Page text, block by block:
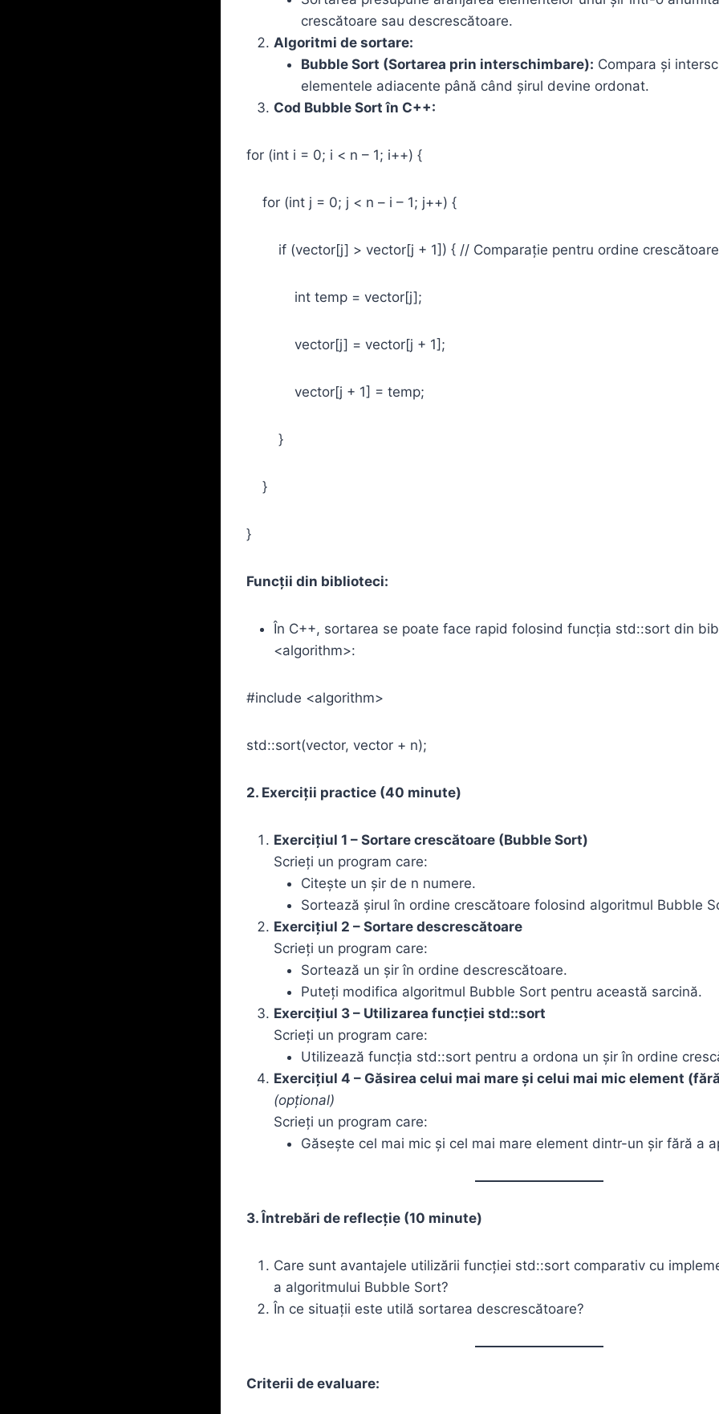
crescătoare sau descrescătoare.
Algoritmi de sortare:
Bubble Sort (Sortarea prin interschimbare): Compara și
elementele adiacente până când șirul devine ordonat.
Cod Bubble Sort în C++:
for (int i = 0; i < n – 1; i++) {
for (int j = 0; j < n – i – 1; j++) {
if (vector[j] > vector[j + 1]) { // Comparație pentru ordine crescătoare
int temp = vector[j];
vector[j] = vector[j + 1];
vector[j + 1] = temp;
}
}
}
Funcții din biblioteci:
În C++, sortarea se poate face rapid folosind funcția std::sort din
<algorithm>:
#include <algorithm>
std::sort(vector, vector + n);
2. Exerciții practice (40 minute)
Exercițiul 1 – Sortare crescătoare (Bubble Sort)
Scrieți un program care:
Citește un șir de n numere.
Sortează șirul în ordine crescătoare folosind algoritmul Bubble
Exercițiul 2 – Sortare descrescătoare
Scrieți un program care:
Sortează un șir în ordine descrescătoare.
Puteți modifica algoritmul Bubble Sort pentru această sarcină.
Exercițiul 3 – Utilizarea funcției std::sort
Scrieți un program care:
Utilizează funcția std::sort pentru a ordona un șir în ordine
Exercițiul 4 – Găsirea celui mai mare și celui mai mic element
(opțional)
Scrieți un program care:
Găsește cel mai mic și cel mai mare element dintr-un șir fără a
3. Întrebări de reflecție (10 minute)
Care sunt avantajele utilizării funcției std::sort comparativ cu
a algoritmului Bubble Sort?
În ce situații este utilă sortarea descrescătoare?
Criterii de evaluare: